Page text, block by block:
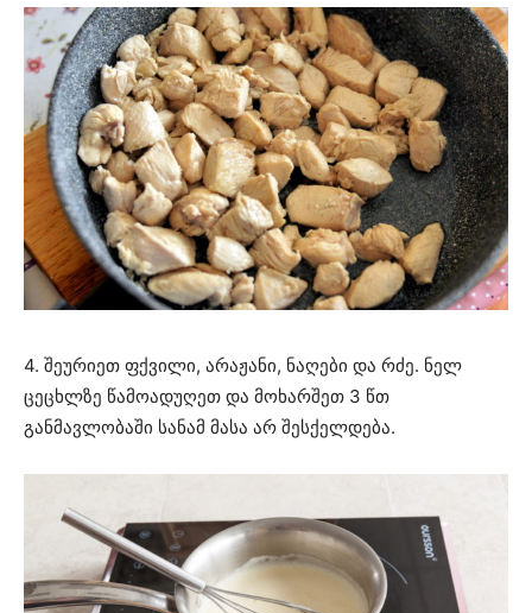
4. შეურიეთ ფქვილი, არაჟანი, ნაღები და რძე. ნელ
ცეცხლზე წამოადუღეთ და მოხარშეთ 3 წთ
განმავლობაში სანამ მასა არ შესქელდება.